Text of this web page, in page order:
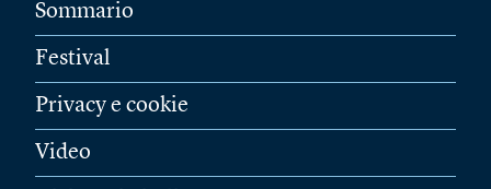
Sommario
Festival
Privacy e cookie
Video